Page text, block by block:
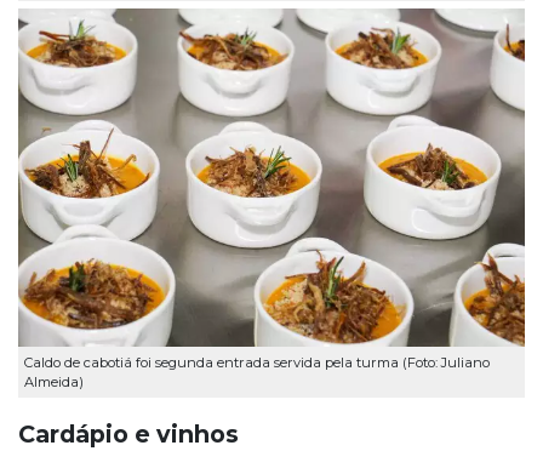
Caldo de cabotiá foi segunda entrada servida pela turma (Foto: Juliano
Almeida)
Cardápio e vinhos